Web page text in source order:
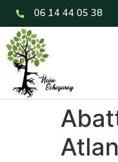
06 14 44 05 38